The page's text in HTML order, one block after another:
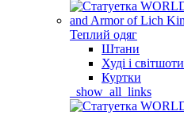
Теплий одяг
Штани
Худі і світшоти
Куртки
_show_all_links